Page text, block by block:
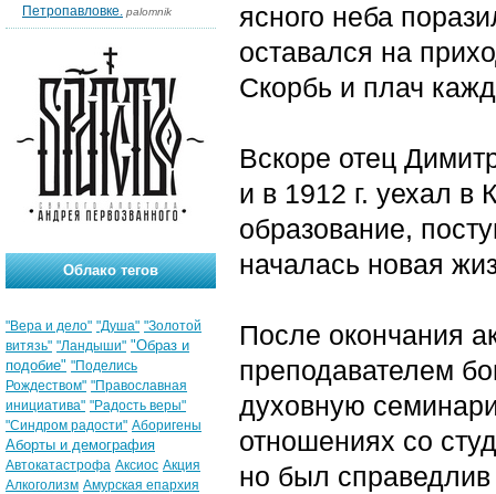
ясного неба
оставался на
Скорбь и плач
Вскоре отец
и в 1912 г. уехал в
образование,
началась новая
После окончания
преподавателем
духовную
отношениях со
но был
Петропавловке. palomnik
Облако тегов
"Вера и дело" "Душа" "Золотой
витязь" "Ландыши" "Образ и
подобие" "Поделись
Рождеством" "Православная
инициатива" "Радость веры"
"Синдром радости" Аборигены
Аборты и демография
Автокатастрофа Аксиос Акция
Алкоголизм Амурская епархия